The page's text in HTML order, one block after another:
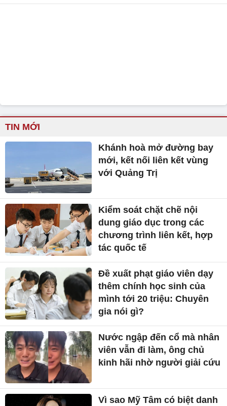
TIN MỚI
Khánh hoà mở đường bay
mới, kết nối liên kết vùng
với Quảng Trị
Kiểm soát chặt chẽ nội
dung giáo dục trong các
chương trình liên kết, hợp
tác quốc tế
Đề xuất phạt giáo viên dạy
thêm chính học sinh của
mình tới 20 triệu: Chuyên
gia nói gì?
Nước ngập đến cổ mà nhân
viên vẫn đi làm, ông chủ
kinh hãi nhờ người giải cứu
Vì sao Mỹ Tâm có biệt danh